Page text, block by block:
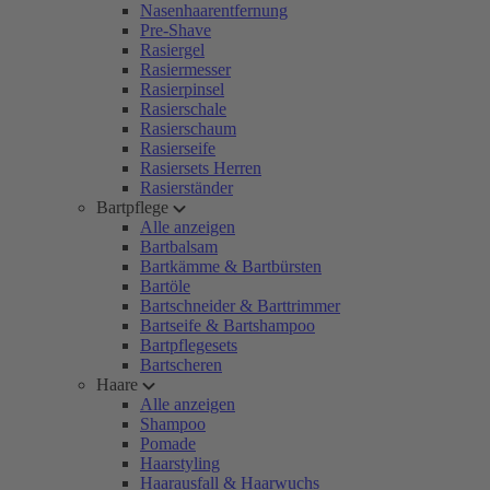
Nasenhaarentfernung
Pre-Shave
Rasiergel
Rasiermesser
Rasierpinsel
Rasierschale
Rasierschaum
Rasierseife
Rasiersets Herren
Rasierständer
Bartpflege
Alle anzeigen
Bartbalsam
Bartkämme & Bartbürsten
Bartöle
Bartschneider & Barttrimmer
Bartseife & Bartshampoo
Bartpflegesets
Bartscheren
Haare
Alle anzeigen
Shampoo
Pomade
Haarstyling
Haarausfall & Haarwuchs